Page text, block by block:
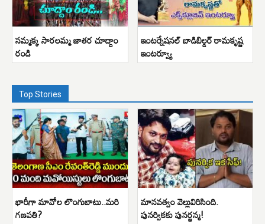
సమ్మక్క సారలమ్మ జాతర చూద్దాం
రండి
ఇంటర్నేషనల్ బాడిబిల్డర్ రామకృష్ణ
ఇంటర్వ్యూ
Top Stories
భారీగా మావోల లొంగుబాటు..మరి
గణపతి?
మానవత్వం వెల్లువిరిసింది.
పునర్వికకు పునర్జన్మ!